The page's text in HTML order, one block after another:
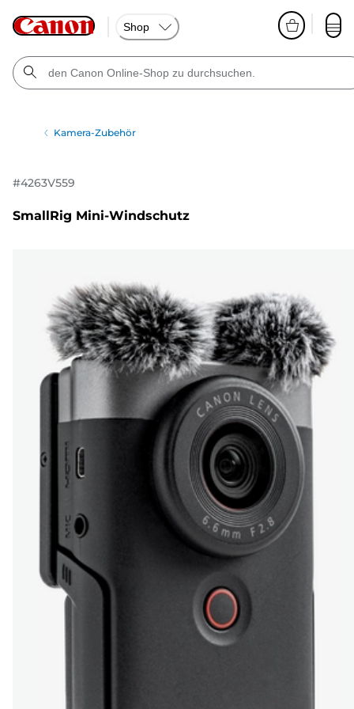
Shop
Kamera-Zubehör
#4263V559
SmallRig Mini-Windschutz